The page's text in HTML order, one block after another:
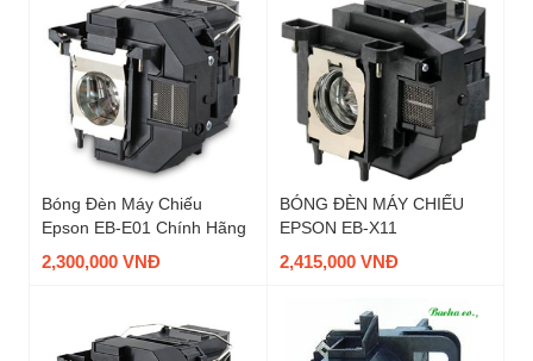
Bóng Đèn Máy Chiếu
Epson EB-E01 Chính Hãng
2,300,000 VNĐ
BÓNG ĐÈN MÁY CHIẾU
EPSON EB-X11
2,415,000 VNĐ